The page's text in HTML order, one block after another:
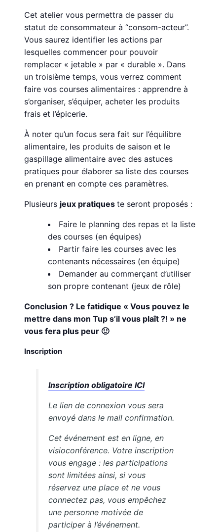
Cet atelier vous permettra de passer du
statut de consommateur à “consom-acteur”.
Vous saurez identifier les actions par
lesquelles commencer pour pouvoir
remplacer « jetable » par « durable ». Dans
un troisième temps, vous verrez comment
faire vos courses alimentaires : apprendre à
s’organiser, s’équiper, acheter les produits
frais et l’épicerie.
À noter qu’un focus sera fait sur l’équilibre
alimentaire, les produits de saison et le
gaspillage alimentaire avec des astuces
pratiques pour élaborer sa liste des courses
en prenant en compte ces paramètres.
Plusieurs jeux pratiqueste seront proposés :
Faire le planning des repas et la liste
des courses (en équipes)
Partir faire les courses avec les
contenants nécessaires (en équipe)
Demander au commerçant d’utiliser
son propre contenant (jeux de rôle)
Conclusion ? Le fatidique « Vous pouvez le
mettre dans mon Tup s’il vous plaît ?! » ne
vous fera plus peur 🙂
Inscription
Inscription obligatoire ICI
Le lien de connexion vous sera
envoyé dans le mail confirmation.
Cet événement est en ligne, en
visioconférence. Votre inscription
vous engage : les participations
sont limitées ainsi, si vous
réservez une place et ne vous
connectez pas, vous empêchez
une personne motivée de
participer à l’événement.